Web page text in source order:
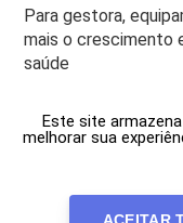
Para gestora,
mais o crescimento
saúde
Este site
melhorar sua